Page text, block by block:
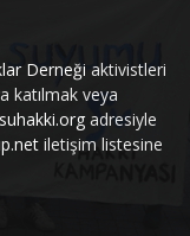
Derneği aktivistleri
katılmak veya
adresiyle
iletişim listesine